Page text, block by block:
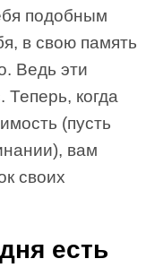
подобным
в свою память
Ведь эти
Теперь, когда
(пусть
вам
своих
есть